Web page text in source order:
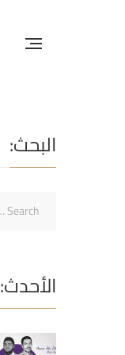
البحث:
الأحدث: